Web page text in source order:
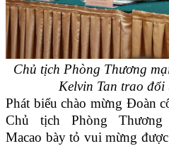
Chủ tịch Phòng Thương
Kelvin Tan trao đổi
Phát biểu chào mừng Đoàn
Chủ tịch Phòng
Macao bày tỏ vui mừng